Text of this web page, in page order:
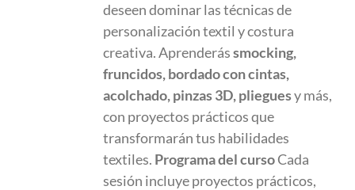
deseen dominar las técnicas de
personalización textil y costura
creativa. Aprenderássmocking,
fruncidos, bordado con cintas,
acolchado, pinzas 3D, plieguesy más,
con proyectos prácticos que
transformarán tus habilidades
textiles. Programa del cursoCada
sesión incluye proyectos prácticos,